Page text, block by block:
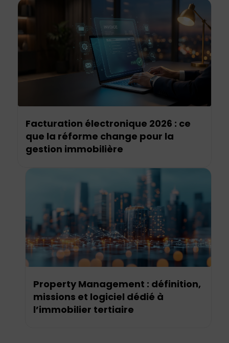
Facturation électronique 2026 : ce
que la réforme change pour la
gestion immobilière
Property Management : définition,
missions et logiciel dédié à
l’immobilier tertiaire